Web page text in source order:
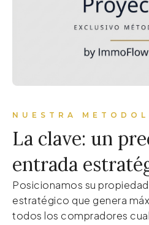
NUESTRA
La clave: un
entrada
Posicionamos su
estratégico que genera
todos los compradores